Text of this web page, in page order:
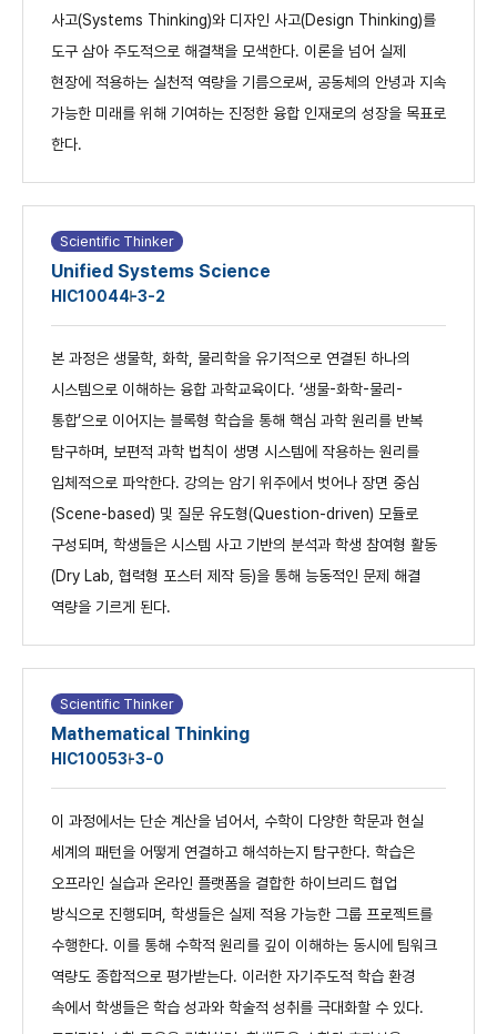
사고(Systems Thinking)와 디자인 사고(Design Thinking)를
도구 삼아 주도적으로 해결책을 모색한다. 이론을 넘어 실제
현장에 적용하는 실천적 역량을 기름으로써, 공동체의 안녕과 지속
가능한 미래를 위해 기여하는 진정한 융합 인재로의 성장을 목표로
한다.
Scientific Thinker
Unified Systems Science
HIC10044-3-2
본 과정은 생물학, 화학, 물리학을 유기적으로 연결된 하나의
시스템으로 이해하는 융합 과학교육이다. ‘생물-화학-물리-
통합’으로 이어지는 블록형 학습을 통해 핵심 과학 원리를 반복
탐구하며, 보편적 과학 법칙이 생명 시스템에 작용하는 원리를
입체적으로 파악한다. 강의는 암기 위주에서 벗어나 장면 중심
(Scene-based) 및 질문 유도형(Question-driven) 모듈로
구성되며, 학생들은 시스템 사고 기반의 분석과 학생 참여형 활동
(Dry Lab, 협력형 포스터 제작 등)을 통해 능동적인 문제 해결
역량을 기르게 된다.
Scientific Thinker
Mathematical Thinking
HIC10053-3-0
이 과정에서는 단순 계산을 넘어서, 수학이 다양한 학문과 현실
세계의 패턴을 어떻게 연결하고 해석하는지 탐구한다. 학습은
오프라인 실습과 온라인 플랫폼을 결합한 하이브리드 협업
방식으로 진행되며, 학생들은 실제 적용 가능한 그룹 프로젝트를
수행한다. 이를 통해 수학적 원리를 깊이 이해하는 동시에 팀워크
역량도 종합적으로 평가받는다. 이러한 자기주도적 학습 환경
속에서 학생들은 학습 성과와 학술적 성취를 극대화할 수 있다.